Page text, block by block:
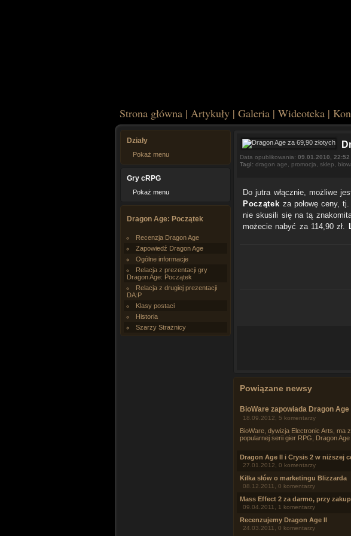
Strona główna | Artykuły | Galeria | Wideoteka |
Działy
Pokaż menu
Gry cRPG
Pokaż menu
Dragon Age: Początek
Recenzja Dragon Age
Zapowiedź Dragon Age
Ogólne informacje
Relacja z prezentacji gry
Dragon Age: Początek
Relacja z drugiej prezentacji
DA:P
Klasy postaci
Historia
Szarzy Strażnicy
Data opublikowania: 09.01.2010, 22:52
Tagi: dragon age promocja sklep
Do jutra włącznie, możliwe
Początek za połowę ceny,
nie skusili się na tą
możecie nabyć za 114,90 zł.
Powiązane newsy
BioWare zapowiada Dragon
18.09.2012, 5 komentarzy
BioWare, dywizja Electronic Arts, ma
popularnej serii gier RPG, Dragon Age
Dragon Age II i Crysis 2 w niższej
27.01.2012, 0 komentarzy
Kilka słów o marketingu Blizzarda
08.12.2011, 0 komentarzy
Mass Effect 2 za darmo, przy
09.04.2011, 1 komentarzy
Recenzujemy Dragon Age II
24.03.2011, 0 komentarzy